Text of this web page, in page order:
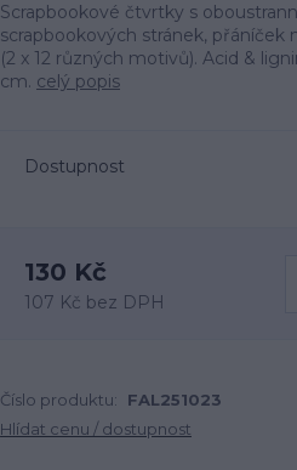
Scrapbookové čtvrtky s
scrapbookových stránek, přáníček
(2 x 12 různých motivů). Acid &
cm. celý popis
Dostupnost
130 Kč
107 Kč bez DPH
Číslo produktu: FAL251023
Hlídat cenu / dostupnost